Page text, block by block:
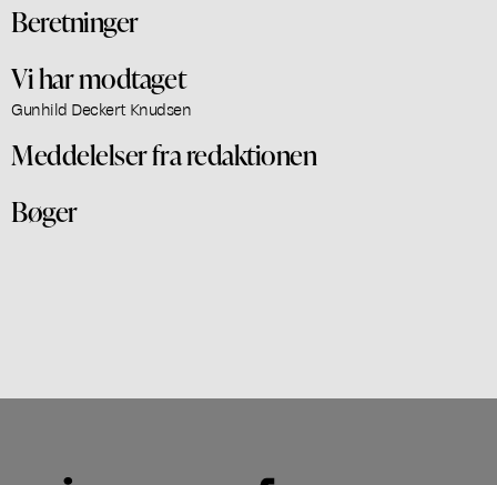
Beretninger
Vi har modtaget
Gunhild Deckert Knudsen
Meddelelser fra redaktionen
Bøger